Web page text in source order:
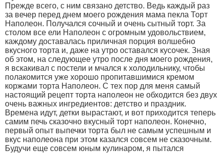
Прежде всего, с ним связано детство. Ведь каждый раз
за вечер перед днем моего рождения мама пекла Торт
Наполеон. Получался сочный и очень сытный торт. За
столом все ели Наполеон с огромным удовольствием,
каждому доставалась приличная порция волшебно
вкусного торта и, даже на утро оставался кусочек. Зная
об этом, на следующее утро после дня моего рождения,
я вскакивал с постели и мчался к холодильнику, чтобы
полакомится уже хорошо пропитавшимися кремом
коржами торта Наполеон. С тех пор для меня самый
настоящий рецепт торта наполеон не обходится без двух
очень важных ингредиентов: детство и праздник.
Времена идут, детки вырастают, и вот приходится теперь
самим печь сказочно вкусный торт наполеон. Конечно,
первый опыт выпечки торта был не самым успешным и
вкус наполеона при этом казался совсем не сказочным.
Будучи еще совсем юным кулинаром, я пытался